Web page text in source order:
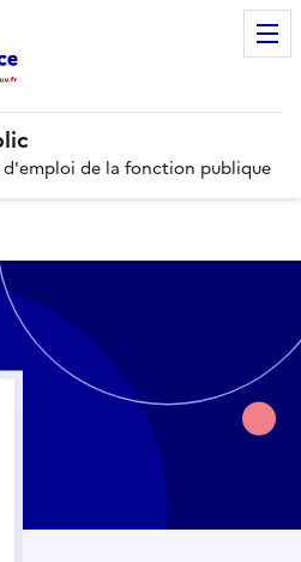
d'emploi de la fonction publique